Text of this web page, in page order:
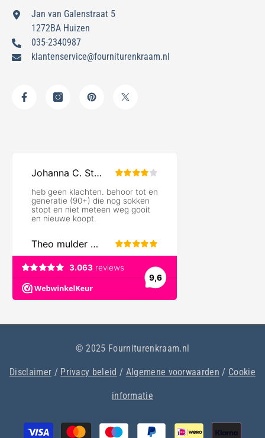
Jan van Galenstraat 5
1272BA Huizen
035-2340987
klantenservice@fourniturenkraam.nl
© 2025 Fourniturenkraam.nl
Disclaimer / Privacy beleid / Algemene voorwaarden / Cookie
informatie
Betaalmethoden